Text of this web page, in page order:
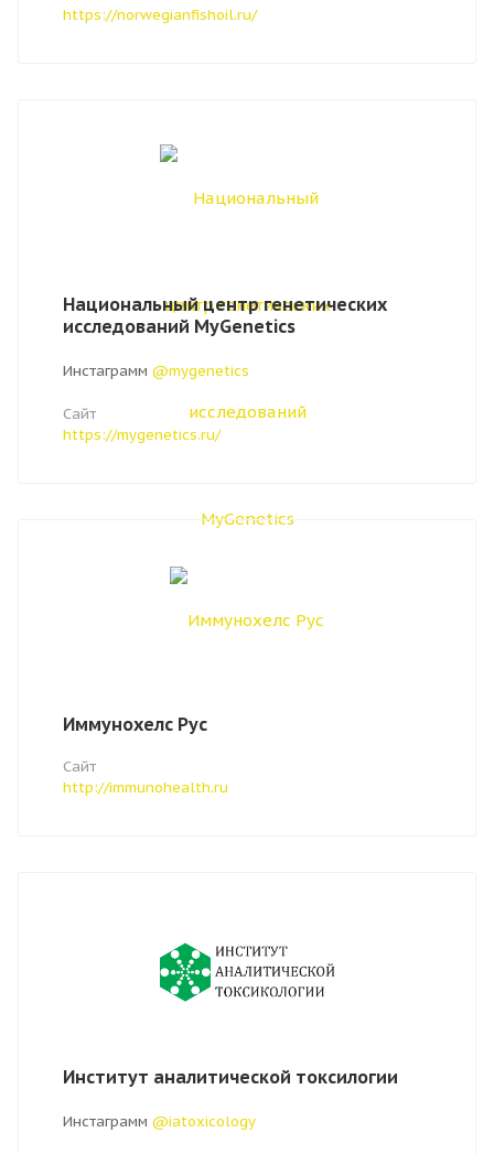
https://norwegianfishoil.ru/
Национальный центр генетических
исследований MyGenetics
Инстаграмм @mygenetics
Сайт
https://mygenetics.ru/
Иммунохелс Рус
Сайт
http://immunohealth.ru
Институт аналитической токсилогии
Инстаграмм @iatoxicology